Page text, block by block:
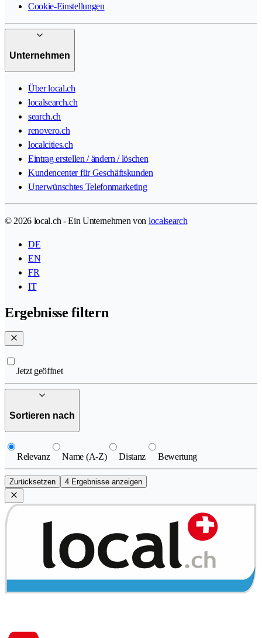
Cookie-Einstellungen
Unternehmen
Über local.ch
localsearch.ch
search.ch
renovero.ch
localcities.ch
Eintrag erstellen / ändern / löschen
Kundencenter für Geschäftskunden
Unerwünschtes Telefonmarketing
© 2026 local.ch - Ein Unternehmen von localsearch
DE
EN
FR
IT
Ergebnisse filtern
Jetzt geöffnet
Sortieren nach
Relevanz Name (A-Z) Distanz Bewertung
Zurücksetzen 4 Ergebnisse anzeigen